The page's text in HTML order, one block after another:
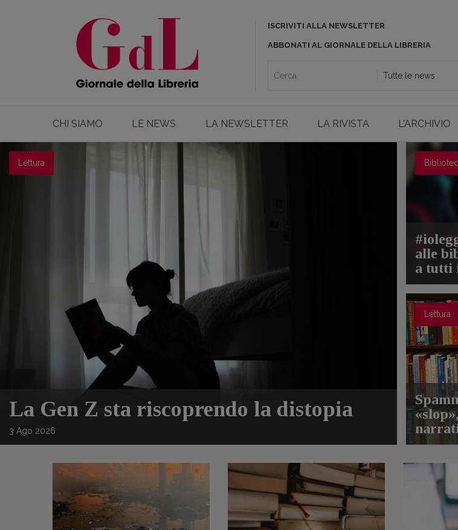
Siamo un network informativo che dal 1888 ascolta, aggiorna e sostiene i
ISCRIVITI ALLA NEWSLETTER
ABBONATI AL GIORNALE DELLA LIBRERIA
CHI SIAMO LE NEWS LA NEWSLETTER LA RIVISTA L'ARCHIVIO
Lettura
La Gen Z sta riscoprendo la distopia
3 Ago 2026
alle
a tutti
Lettura